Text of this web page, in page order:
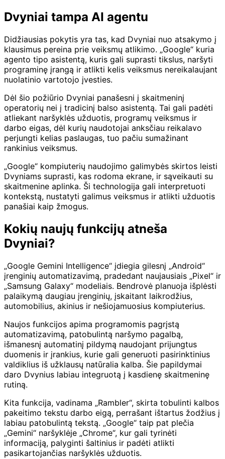
Dvyniai tampa AI agentu
Didžiausias pokytis yra tas, kad Dvyniai nuo atsakymo į
klausimus pereina prie veiksmų atlikimo. „Google“ kuria
agento tipo asistentą, kuris gali suprasti tikslus, naršyti
programinę įrangą ir atlikti kelis veiksmus nereikalaujant
nuolatinio vartotojo įvesties.
Dėl šio požiūrio Dvyniai panašesni į skaitmeninį
operatorių nei į tradicinį balso asistentą. Tai gali padėti
atliekant naršyklės užduotis, programų veiksmus ir
darbo eigas, dėl kurių naudotojai anksčiau reikalavo
perjungti kelias paslaugas, tuo pačiu sumažinant
rankinius veiksmus.
„Google“ kompiuterių naudojimo galimybės skirtos leisti
Dvyniams suprasti, kas rodoma ekrane, ir sąveikauti su
skaitmenine aplinka. Ši technologija gali interpretuoti
kontekstą, nustatyti galimus veiksmus ir atlikti užduotis
panašiai kaip žmogus.
Kokių naujų funkcijų atneša
Dvyniai?
„Google Gemini Intelligence“ įdiegia gilesnį „Android“
įrenginių automatizavimą, pradedant naujausiais „Pixel“ ir
„Samsung Galaxy“ modeliais. Bendrovė planuoja išplėsti
palaikymą daugiau įrenginių, įskaitant laikrodžius,
automobilius, akinius ir nešiojamuosius kompiuterius.
Naujos funkcijos apima programomis pagrįstą
automatizavimą, patobulintą naršymo pagalbą,
išmanesnį automatinį pildymą naudojant prijungtus
duomenis ir įrankius, kurie gali generuoti pasirinktinius
valdiklius iš užklausų natūralia kalba. Šie papildymai
daro Dvynius labiau integruotą į kasdienę skaitmeninę
rutiną.
Kita funkcija, vadinama „Rambler“, skirta tobulinti kalbos
pakeitimo tekstu darbo eigą, perrašant ištartus žodžius į
labiau patobulintą tekstą. „Google“ taip pat plečia
„Gemini“ naršyklėje „Chrome“, kur gali tyrinėti
informaciją, palyginti šaltinius ir padėti atlikti
pasikartojančias naršyklės užduotis.